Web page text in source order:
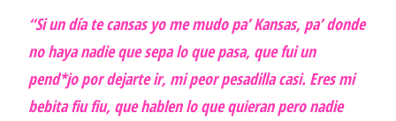
“Si un día te cansas yo me mudo pa’ Kansas, pa’ donde
no haya nadie que sepa lo que pasa, que fui un
pend*jo por dejarte ir, mi peor pesadilla casi. Eres mi
bebita fiu fiu, que hablen lo que quieran pero nadie